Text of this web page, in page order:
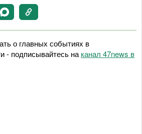
о главных событиях в
- подписывайтесь на канал 47news в